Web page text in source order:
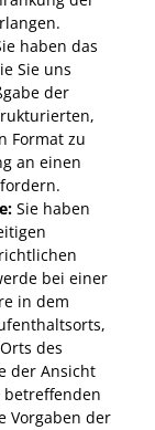
haben das
Sie uns
der
Format zu
an einen
Sie haben
bei einer
in dem
des
der Ansicht
betreffenden
Vorgaben der